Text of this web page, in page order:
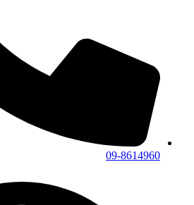
09-8614960